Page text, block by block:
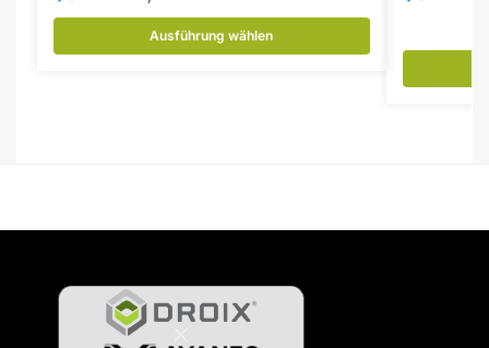
Ausführung wählen